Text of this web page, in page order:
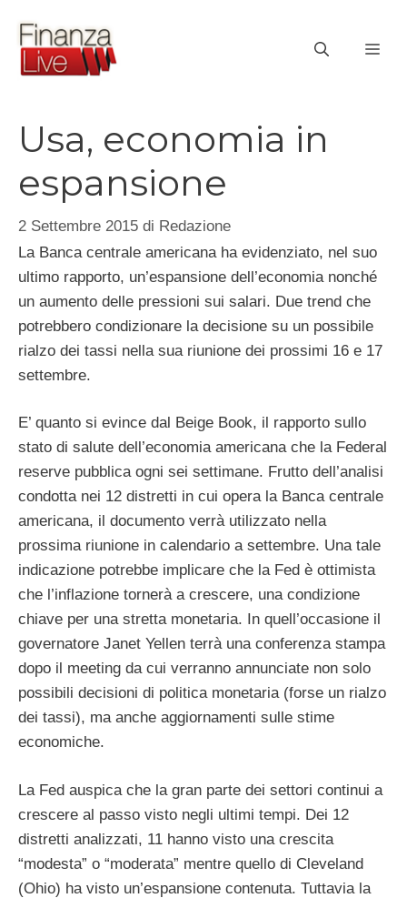
contenuto
Usa, economia in
espansione
2 Settembre 2015 di Redazione
La Banca centrale americana ha evidenziato, nel suo
ultimo rapporto, un’espansione dell’economia nonché
un aumento delle pressioni sui salari. Due trend che
potrebbero condizionare la decisione su un possibile
rialzo dei tassi nella sua riunione dei prossimi 16 e 17
settembre.
E’ quanto si evince dal Beige Book, il rapporto sullo
stato di salute dell’economia americana che la Federal
reserve pubblica ogni sei settimane. Frutto dell’analisi
condotta nei 12 distretti in cui opera la Banca centrale
americana, il documento verrà utilizzato nella
prossima riunione in calendario a settembre. Una tale
indicazione potrebbe implicare che la Fed è ottimista
che l’inflazione tornerà a crescere, una condizione
chiave per una stretta monetaria. In quell’occasione il
governatore Janet Yellen terrà una conferenza stampa
dopo il meeting da cui verranno annunciate non solo
possibili decisioni di politica monetaria (forse un rialzo
dei tassi), ma anche aggiornamenti sulle stime
economiche.
La Fed auspica che la gran parte dei settori continui a
crescere al passo visto negli ultimi tempi. Dei 12
distretti analizzati, 11 hanno visto una crescita
“modesta” o “moderata” mentre quello di Cleveland
(Ohio) ha visto un’espansione contenuta. Tuttavia la